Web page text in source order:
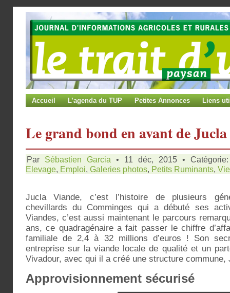
Accueil L’agenda du TUP Petites Annonces Liens
Le grand bond en avant de
Par Sébastien Garcia • 11 déc, 2015 •
Elevage, Emploi, Galeries photos, Petits Ruminants,
Jucla Viande, c’est l’histoire de plusieurs
chevillards du Comminges qui a débuté ses
Viandes, c’est aussi maintenant le parcours
ans, ce quadragénaire a fait passer le chiffre
familiale de 2,4 à 32 millions d’euros ! Son
entreprise sur la viande locale de qualité et un
Vivadour, avec qui il a créé une structure commune,
Approvisionnement sécurisé